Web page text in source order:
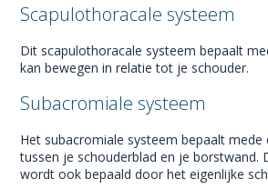
Scapulothoracale systeem
Dit scapulothoracale systeem bepaalt
kan bewegen in relatie tot je schouder.
Subacromiale systeem
Het subacromiale systeem bepaalt mede
tussen je schouderblad en je borstwand.
wordt ook bepaald door het eigenlijke